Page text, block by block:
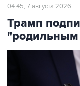
04:45, 7 августа 2026
Трамп
"родильным